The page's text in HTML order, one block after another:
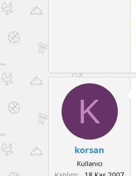
K
korsan
Kullanıcı